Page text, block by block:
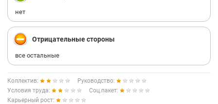
нет
Отрицательные стороны
все остальные
Коллектив:
Руководство:
Условия труда:
Соц.пакет:
Карьерный рост: